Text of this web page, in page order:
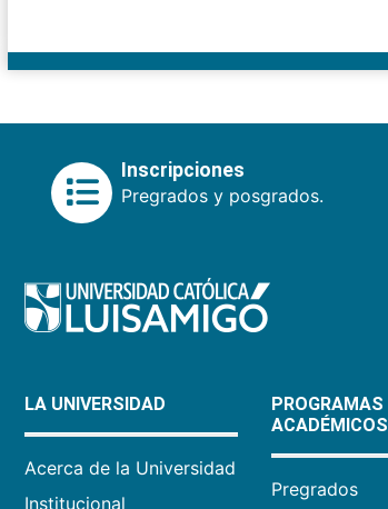
Inscripciones
Pregrados y posgrados.
LA UNIVERSIDAD
Acerca de la Universidad
Institucional
PROGRAMAS
ACADÉMICOS
Pregrados